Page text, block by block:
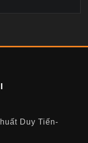
Duy Tiến-